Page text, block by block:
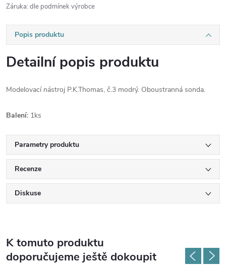
Záruka: dle podmínek výrobce
Popis produktu
Detailní popis produktu
Modelovací nástroj P.K.Thomas, č.3 modrý. Oboustranná sonda.
Balení: 1ks
Parametry produktu
Recenze
Diskuse
K tomuto produktu
doporučujeme ještě dokoupit